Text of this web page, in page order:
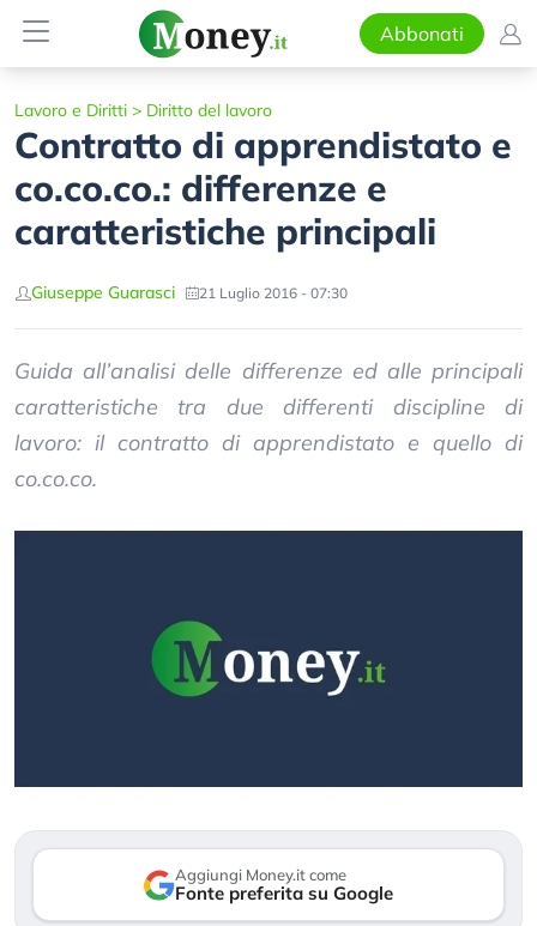
Abbonati
Lavoro e Diritti > Diritto del lavoro
Contratto di apprendistato e
co.co.co.: differenze e
caratteristiche principali
Giuseppe Guarasci 21 Luglio 2016 - 07:30
Guida all’analisi delle differenze ed alle principali
caratteristiche tra due differenti discipline di
lavoro: il contratto di apprendistato e quello di
co.co.co.
Aggiungi Money.it come
Fonte preferita su Google